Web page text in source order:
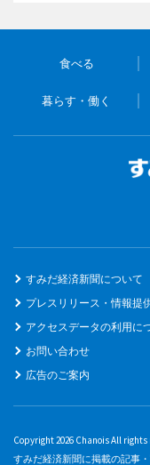
食べる
暮らす・働く
すみだ経済新聞について
プレスリリース・情報提
アクセスデータの利用に
お問い合わせ
広告のご案内
Copyright 2026 Chanois All rights
すみだ経済新聞に掲載の記事